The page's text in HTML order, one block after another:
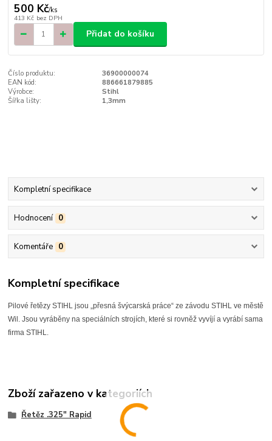
500 Kč/ks
413 Kč bez DPH
Přidat do košíku
Číslo produktu:
36900000074
EAN kód:
886661879885
Výrobce:
Stihl
Šířka lišty:
1,3mm
Kompletní specifikace
Hodnocení 0
Komentáře 0
Kompletní specifikace
Pilové řetězy STIHL jsou „přesná švýcarská práce“ ze závodu STIHL ve městě
Wil. Jsou vyráběny na speciálních strojích, které si rovněž vyvíjí a vyrábí sama
firma STIHL.
Zboží zařazeno v kategoriích
Řetěz .325" Rapid